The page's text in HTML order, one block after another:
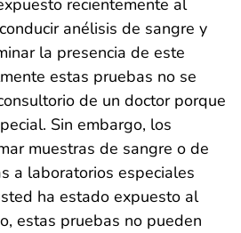
recientemente al
anélisis de sangre y
la presencia de este
estas pruebas no se
de un doctor porque
Sin embargo, los
muestras de sangre o de
a laboratorios especiales
ha estado expuesto al
estas pruebas no pueden